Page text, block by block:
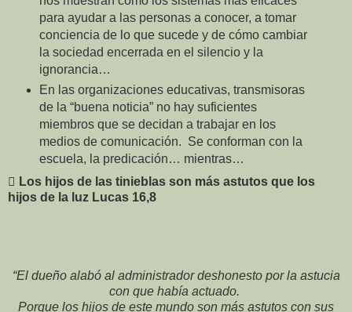
para ayudar a las personas a conocer, a tomar
conciencia de lo que sucede y de cómo cambiar
la sociedad encerrada en el silencio y la
ignorancia…
En las organizaciones educativas, transmisoras
de la “buena noticia” no hay suficientes
miembros que se decidan a trabajar en los
medios de comunicación. Se conforman con la
escuela, la predicación… mientras…
 Los hijos de las tinieblas son más astutos que los
hijos de la luz Lucas 16,8
“El dueño alabó al administrador deshonesto por la astucia
con que había actuado.
Porque los hijos de este mundo son más astutos con sus